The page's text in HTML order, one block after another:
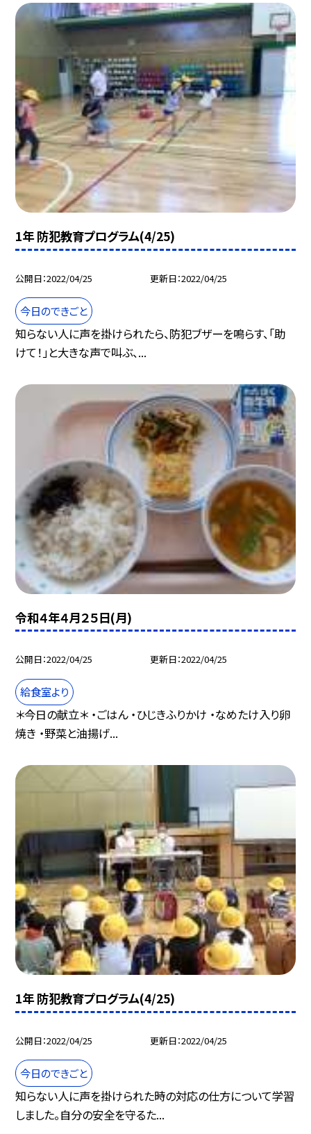
1年 防犯教育プログラム(4/25)
公開日 2022/04/25 更新日 2022/04/25
今日のできごと
知らない人に声を掛けられたら、防犯ブザーを鳴らす、「助
けて！」と大きな声で叫ぶ、...
令和４年４月２５日(月)
公開日 2022/04/25 更新日 2022/04/25
給食室より
＊今日の献立＊ ・ごはん ・ひじきふりかけ ・なめたけ入り卵
焼き ・野菜と油揚げ...
1年 防犯教育プログラム(4/25)
公開日 2022/04/25 更新日 2022/04/25
今日のできごと
知らない人に声を掛けられた時の対応の仕方について学習
しました。自分の安全を守るた...